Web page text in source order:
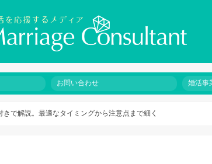
お問い合わせ 婚活事
で解説。最適なタイミングから注意点まで細く